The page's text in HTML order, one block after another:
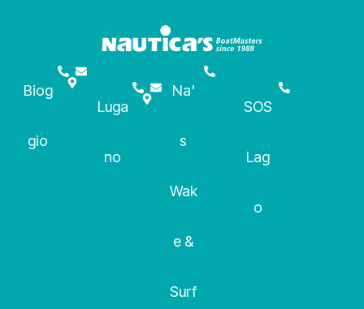
Biog
gio
Luga
no
Na'
s
Wak
e &
Surf
SOS
Lag
o